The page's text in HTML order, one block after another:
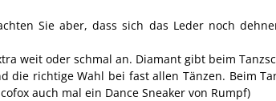
Sie aber, dass sich das Leder noch
weit oder schmal an. Diamant gibt beim
die richtige Wahl bei fast allen Tänzen. Beim
auch mal ein Dance Sneaker von Rumpf)